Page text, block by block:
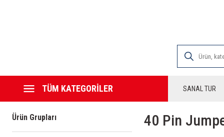
TÜM KATEGORİLER SANAL TUR
Ürün Grupları 40 Pin